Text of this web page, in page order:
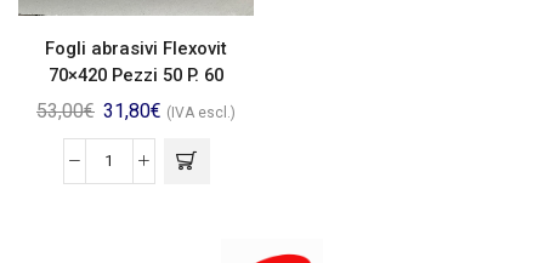
Fogli abrasivi Flexovit
70×420 Pezzi 50 P. 60
53,00€ 31,80€ (IVA escl.)